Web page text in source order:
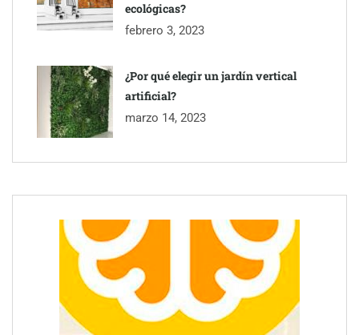
ecológicas?
febrero 3, 2023
¿Por qué elegir un jardín vertical
artificial?
marzo 14, 2023